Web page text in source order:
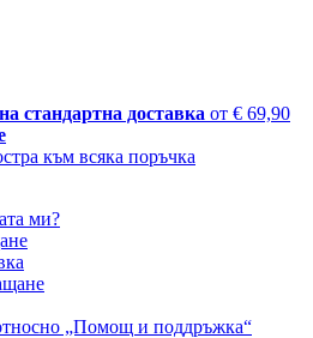
стандартна доставка от € 69,90
към всяка поръчка
ми?
„Помощ и поддръжка“